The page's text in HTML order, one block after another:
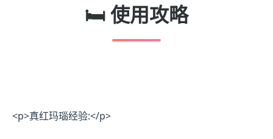
🛏️ 使用攻略
<p>真红玛瑙经验:</p>